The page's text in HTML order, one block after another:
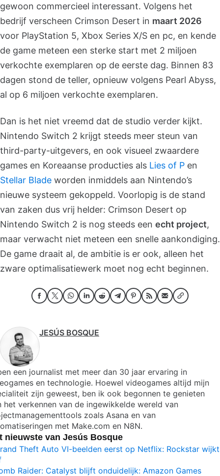
gewoon commercieel interessant. Volgens het
bedrijf verscheen Crimson Desert in maart 2026
voor PlayStation 5, Xbox Series X/S en pc, en kende
de game meteen een sterke start met 2 miljoen
verkochte exemplaren op de eerste dag. Binnen 83
dagen stond de teller, opnieuw volgens Pearl Abyss,
al op 6 miljoen verkochte exemplaren.
Dan is het niet vreemd dat de studio verder kijkt.
Nintendo Switch 2 krijgt steeds meer steun van
third-party-uitgevers, en ook visueel zwaardere
games en Koreaanse producties als Lies of P en
Stellar Blade worden inmiddels aan Nintendo’s
nieuwe systeem gekoppeld. Voorlopig is de stand
van zaken dus vrij helder: Crimson Desert op
Nintendo Switch 2 is nog steeds een echt project,
maar verwacht niet meteen een snelle aankondiging.
De game draait al, de ambitie is er ook, alleen het
zware optimalisatiewerk moet nog echt beginnen.
JESÚS BOSQUE
een journalist met meer dan 30 jaar ervaring in
en technologie. Hoewel videogames altijd mijn
zijn geweest, ben ik ook begonnen te genieten
het verkennen van de ingewikkelde wereld van
zoals Asana en van
met Make.com en N8N.
nieuwste van Jesús Bosque
Theft Auto VI-beelden eerst op Netflix: Rockstar wijkt
Raider: Catalyst blijft onduidelijk: Amazon Games